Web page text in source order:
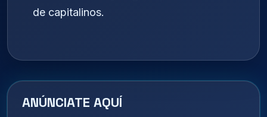
de capitalinos.
ANÚNCIATE AQUÍ